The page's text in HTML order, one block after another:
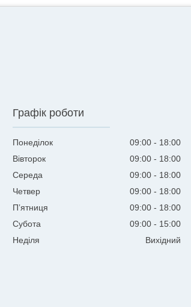
Графік роботи
Понеділок 09:00
18:00
Вівторок
09:00
18:00
Середа
09:00
18:00
Четвер
09:00
18:00
Пʼятниця
09:00
18:00
Субота
09:00
15:00
Неділя
Вихідний